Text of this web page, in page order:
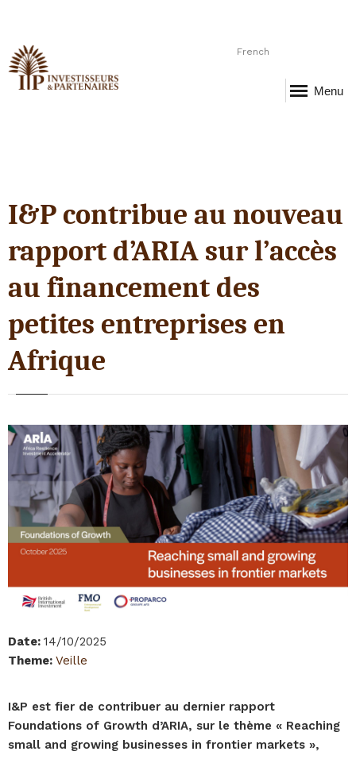
French
Menu
I&P contribue au nouveau
rapport d’ARIA sur l’accès
au financement des
petites entreprises en
Afrique
Date: 14/10/2025
Theme: Veille
I&P est fier de contribuer au dernier rapport
Foundations of Growth d’ARIA, sur le thème « Reaching
small and growing businesses in frontier markets »,